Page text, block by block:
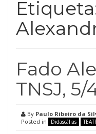
Fado
TNSJ,
By Paulo Ribeiro da
Posted in
Didascálias